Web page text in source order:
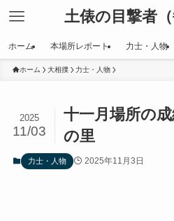
土俵の目撃者（
ホーム 本場所レポート 力士・人物
ホーム 大相撲 力士・人物
十一月場所の
の里
2025
11/03
力士・人物 2025年11月3日